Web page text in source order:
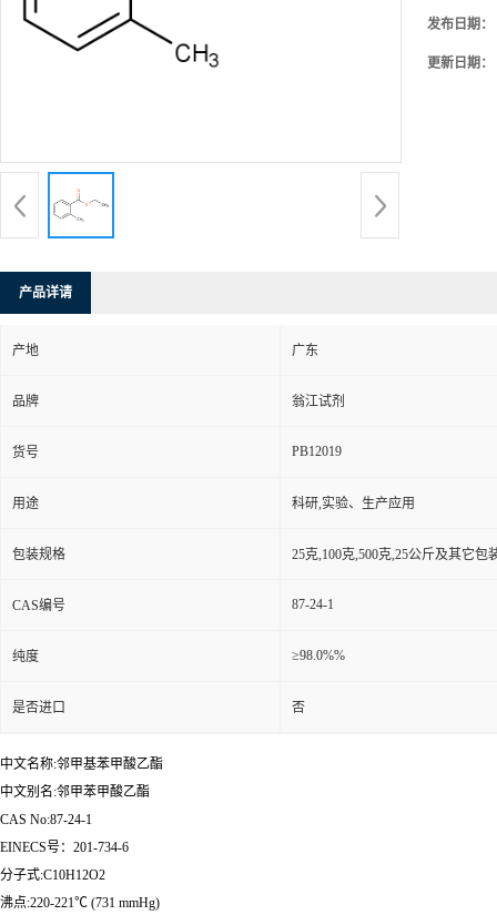
发布日期：
更新日期：
产品详请
产地 广东
品牌 翁江试剂
货号 PB12019
用途 科研,实验、生产应用
包装规格 25克,100克,500克,25公斤及其它包
CAS编号 87-24-1
纯度 ≥98.0%%
是否进口 否
中文名称:邻甲基苯甲酸乙酯
中文别名:邻甲苯甲酸乙酯
CAS No:87-24-1
EINECS号：201-734-6
分子式:C10H12O2
沸点:220-221℃ (731 mmHg)